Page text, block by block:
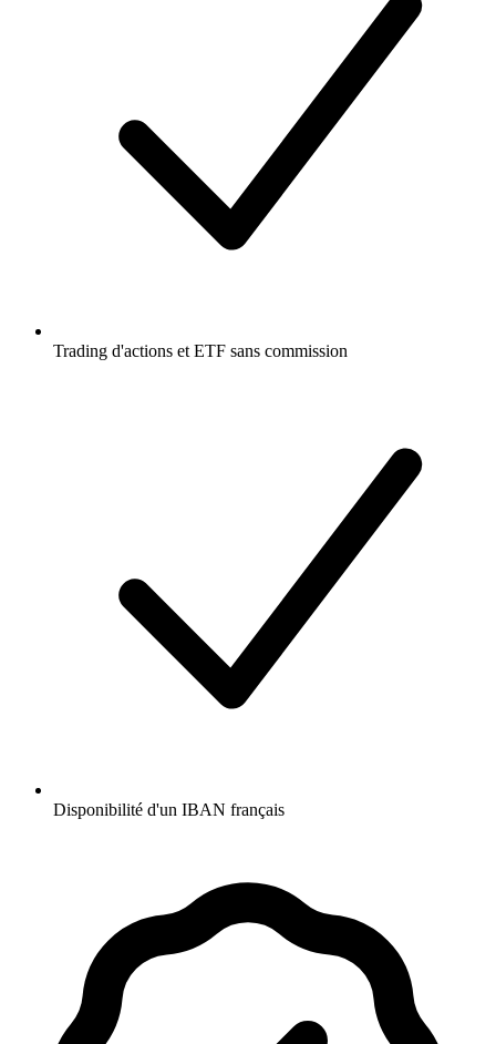
Trading d'actions et ETF sans commission
Disponibilité d'un IBAN français